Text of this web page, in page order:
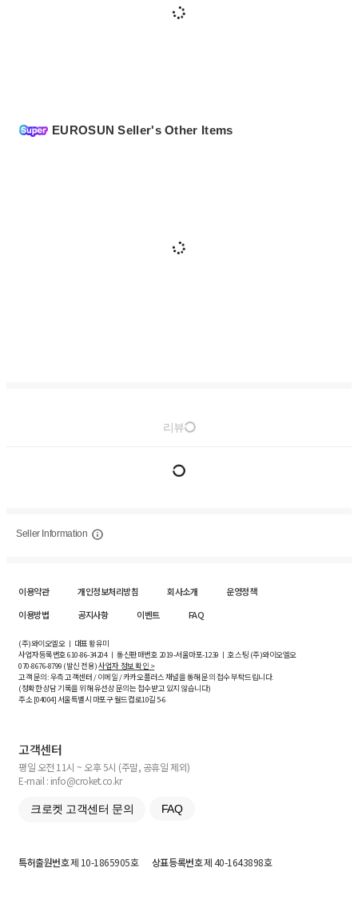
EUROSUN Seller's Other Items
리뷰
Seller Information
이용약관 개인정보처리방침 회사소개
운영정책
이용방법
공지사항 이벤트 FAQ
(주)와이오엘오 ㅣ 대표 황유미
사업자등록번호610-86-34204ㅣ 통신판매번호 2019-서울마포-1239 ㅣ 호스팅 (주)와이오엘오
070-8676-8799 (발신 전용)사업자 정보 확인 >
고객 문의: 우측 고객센터 / 이메일 / 카카오플러스 채널을 통해 문의 접수 부탁드립니다.
(정확한 상담 기록을 위해 유선상 문의는 접수받고 있지 않습니다)
주소 [04004] 서울특별시 마포구 월드컵로10길5-6
고객센터
평일 오전 11시 ~ 오후 5시 (주말, 공휴일 제외)
E-mail : info@croket.co.kr
크로켓 고객센터 문의 FAQ
특허출원번호제 10-1865905호 상표등록번호제 40-1643898호